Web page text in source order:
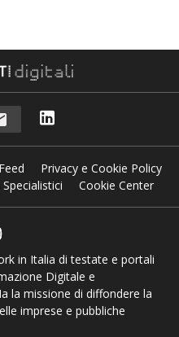
Privacy e Cookie Policy
Cookie Center
in Italia di testate e portali
Digitale e
la missione di diffondere la
imprese e pubbliche